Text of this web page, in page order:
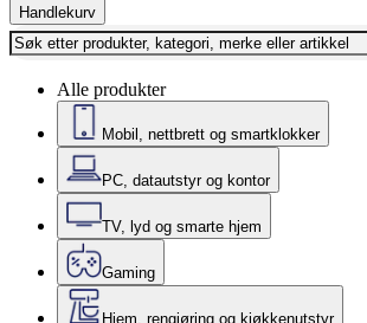
Handlekurv
Alle produkter
Mobil, nettbrett og smartklokker
PC, datautstyr og kontor
TV, lyd og smarte hjem
Gaming
Hjem, rengjøring og kjøkkenutstyr